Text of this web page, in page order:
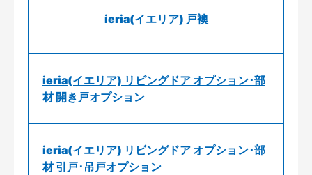
ieria(イエリア) 戸襖
ieria(イエリア) リビングドア オプション･部
材 開き戸オプション
ieria(イエリア) リビングドア オプション･部
材 引戸･吊戸オプション